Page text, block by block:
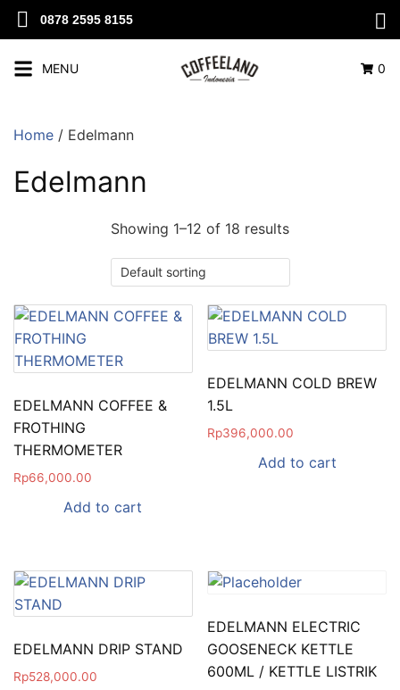
0878 2595 8155
MENU 0
Home / Edelmann
Edelmann
Showing 1–12 of 18 results
EDELMANN COFFEE &
FROTHING
THERMOMETER
Rp66,000.00
Add to cart
EDELMANN COLD BREW
1.5L
Rp396,000.00
Add to cart
EDELMANN DRIP STAND
Rp528,000.00
EDELMANN ELECTRIC
GOOSENECK KETTLE
600ML / KETTLE LISTRIK